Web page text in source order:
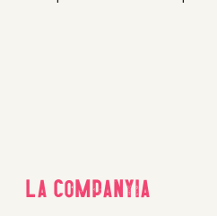
La companyia